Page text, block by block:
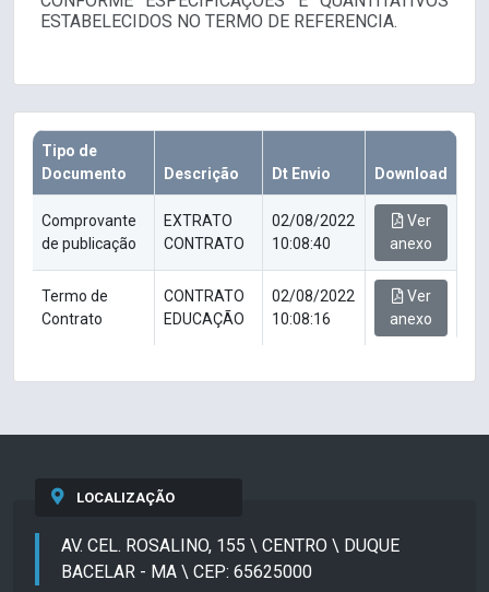
ESTABELECIDOS NO TERMO DE REFERENCIA.
Tipo de
Documento
Descrição Dt Envio Download
Comprovante
de publicação
EXTRATO
CONTRATO
02/08/2022
10:08:40
Ver
anexo
Termo de
Contrato
CONTRATO
EDUCAÇÃO
02/08/2022
10:08:16
Ver
anexo
LOCALIZAÇÃO
AV. CEL. ROSALINO, 155 \ CENTRO \ DUQUE
BACELAR - MA \ CEP: 65625000